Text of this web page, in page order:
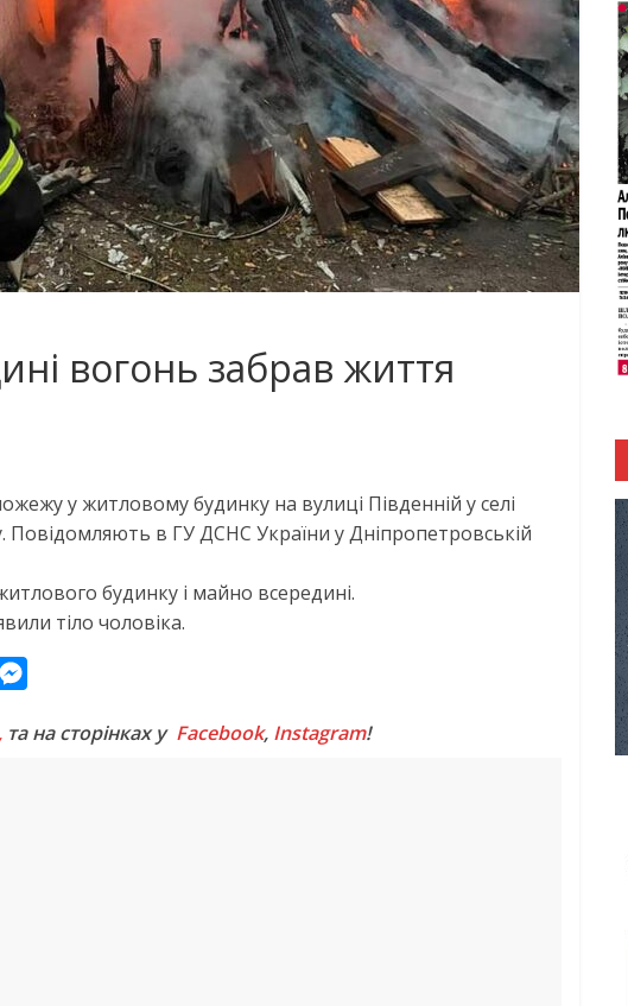
вогонь забрав життя
у житловому будинку на вулиці Південній у селі
в ГУ ДСНС України у Дніпропетровській
будинку і майно всередині.
тіло чоловіка.
s
та на сторінках у Facebook, Instagram!